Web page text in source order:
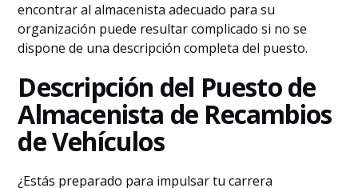
encontrar al almacenista adecuado para su
organización puede resultar complicado si no se
dispone de una descripción completa del puesto.
Descripción del Puesto de
Almacenista de Recambios
de Vehículos
¿Estás preparado para impulsar tu carrera